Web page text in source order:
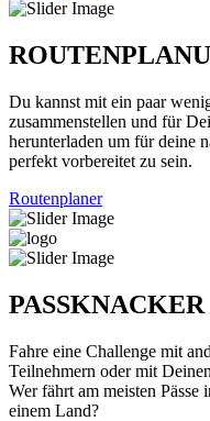
Du kannst mit ein paar
zusammenstellen und für
herunterladen um für deine
perfekt vorbereitet zu sein.
Routenplaner
PASSKNACKER
Fahre eine Challenge mit
Teilnehmern oder mit
Wer fährt am meisten Pässe
einem Land?